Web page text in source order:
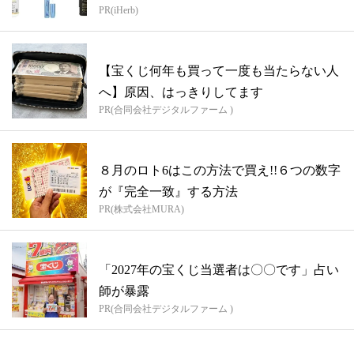
PR(iHerb)
【宝くじ何年も買って一度も当たらない人
へ】原因、はっきりしてます
PR(合同会社デジタルファーム )
８月のロト6はこの方法で買え!!６つの数字
が『完全一致』する方法
PR(株式会社MURA)
「2027年の宝くじ当選者は〇〇です」占い
師が暴露
PR(合同会社デジタルファーム )